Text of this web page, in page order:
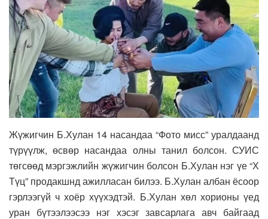
Жүжигчин Б.Хулан 14 насандаа “Фото мисс” уралдаанд
түрүүлж, өсвөр насандаа олны танил болсон. СУИС
төгсөөд мэргэжлийн жүжигчин болсон Б.Хулан нэг үе “Х
Түц” продакшнд ажилласан билээ. Б.Хулан албан ёсоор
гэрлээгүй ч хоёр хүүхэдтэй. Б.Хулан хөл хорионы үед
уран бүтээлээсээ нэг хэсэг завсарлага авч байгаад